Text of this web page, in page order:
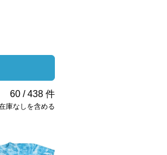
60 /438 件
庫なしを含める